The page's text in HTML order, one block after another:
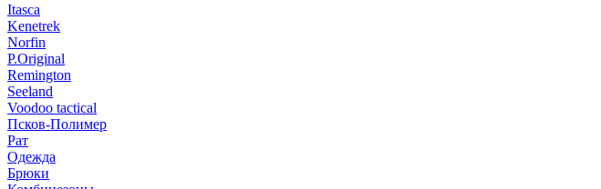
Itasca
Kenetrek
Norfin
P.Original
Remington
Seeland
Voodoo tactical
Псков-Полимер
Рат
Одежда
Брюки